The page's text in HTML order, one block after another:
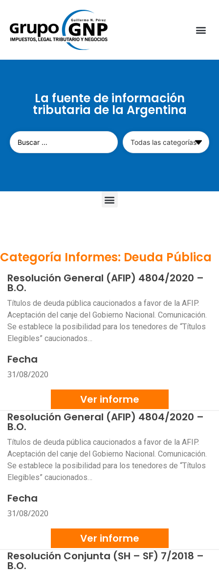
La fuente de información
tributaria de la Argentina
Categoría Informes: Deuda Pública
Resolución General (AFIP) 4804/2020 –
B.O.
Títulos de deuda pública caucionados a favor de la AFIP.
Aceptación del canje del Gobierno Nacional. Comunicación.
Se establece la posibilidad para los tenedores de “Títulos
Elegibles” caucionados…
Fecha
31/08/2020
Ver informe
Resolución General (AFIP) 4804/2020 –
B.O.
Títulos de deuda pública caucionados a favor de la AFIP.
Aceptación del canje del Gobierno Nacional. Comunicación.
Se establece la posibilidad para los tenedores de “Títulos
Elegibles” caucionados…
Fecha
31/08/2020
Ver informe
Resolución Conjunta (SH – SF) 7/2018 –
B.O.